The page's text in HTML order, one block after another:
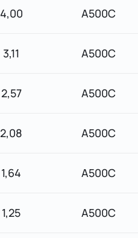
4,00 А500С
3,11 А500С
2,57 А500С
2,08 А500С
1,64 А500С
1,25 А500С